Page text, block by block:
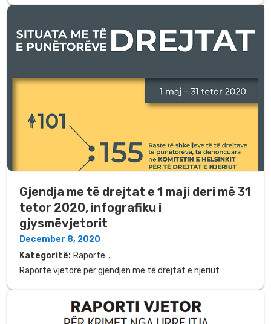
Gjendja me të drejtat e 1 maji deri më 31
tetor 2020, infografiku i
gjysmëvjetorit
December 8, 2020
Kategoritë: Raporte ,
Raporte vjetore për gjendjen me të drejtat e njeriut